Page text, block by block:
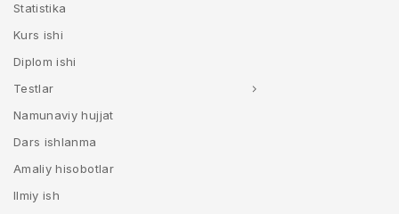
Statistika
Kurs ishi
Diplom ishi
Testlar
Namunaviy hujjat
Dars ishlanma
Amaliy hisobotlar
Ilmiy ish